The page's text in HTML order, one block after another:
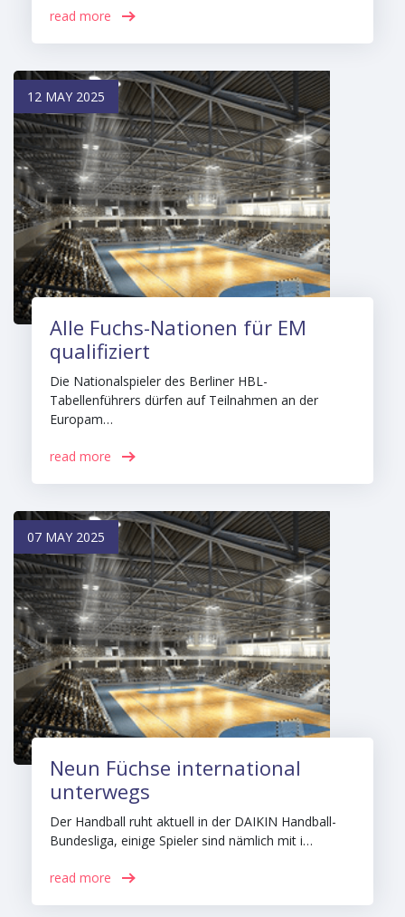
read more
12 MAY 2025
Alle Fuchs-Nationen für EM
qualifiziert
Die Nationalspieler des Berliner HBL-
Tabellenführers dürfen auf Teilnahmen an der
Europam…
read more
07 MAY 2025
Neun Füchse international
unterwegs
Der Handball ruht aktuell in der DAIKIN Handball-
Bundesliga, einige Spieler sind nämlich mit i…
read more